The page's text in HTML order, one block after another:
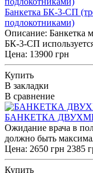
Банкетка БК-3-СП
подлокотниками)
Описание: Банкетка
БК-3-СП
Цена: 13900 грн
Купить
В закладки
В сравнение
БАНКЕТКА
Ожидание врача в
должно быть
Цена: 2650 грн 2385
Купить